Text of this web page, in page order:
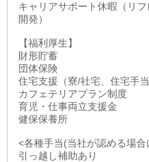
キャリアサポート休暇（リ
開発）
【福利厚生】
財形貯蓄
団体保険
住宅支援（寮/社宅、住宅手当
カフェテリアプラン制度
育児・仕事両立支援金
健保保養所
<各種手当(当社が認める場合
引っ越し補助あり